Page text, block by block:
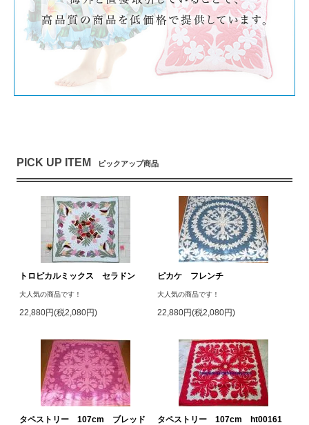
PICK UP ITEM ピックアップ商品
トロピカルミックス セラドン
大人気の商品です！
22,880円(税2,080円)
ピカケ フレンチ
大人気の商品です！
22,880円(税2,080円)
タペストリー 107cm ブレッド タペストリー 107cm ht00161